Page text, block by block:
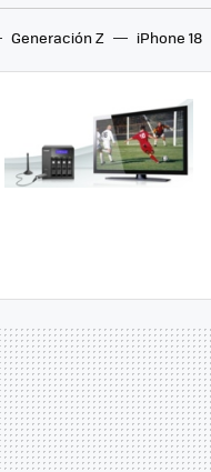
Generación Z iPhone 18